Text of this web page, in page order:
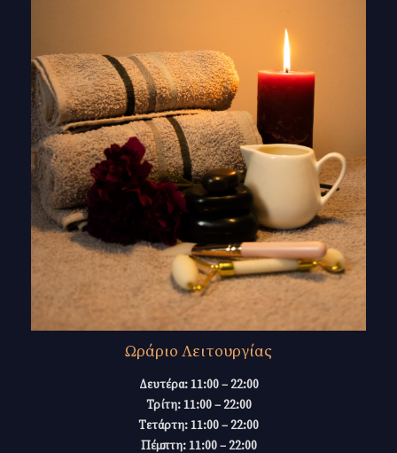
Ωράριο Λειτουργίας
Δευτέρα: 11:00 – 22:00
Τρίτη: 11:00 – 22:00
Τετάρτη: 11:00 – 22:00
Πέμπτη: 11:00 – 22:00